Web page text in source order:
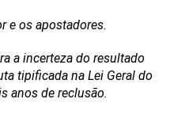
e os apostadores.
a incerteza do resultado
tipificada na Lei Geral do
anos de reclusão.